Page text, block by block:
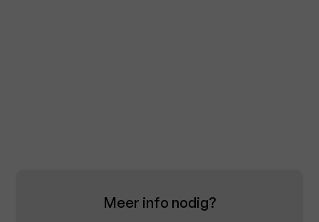
Meer info nodig?